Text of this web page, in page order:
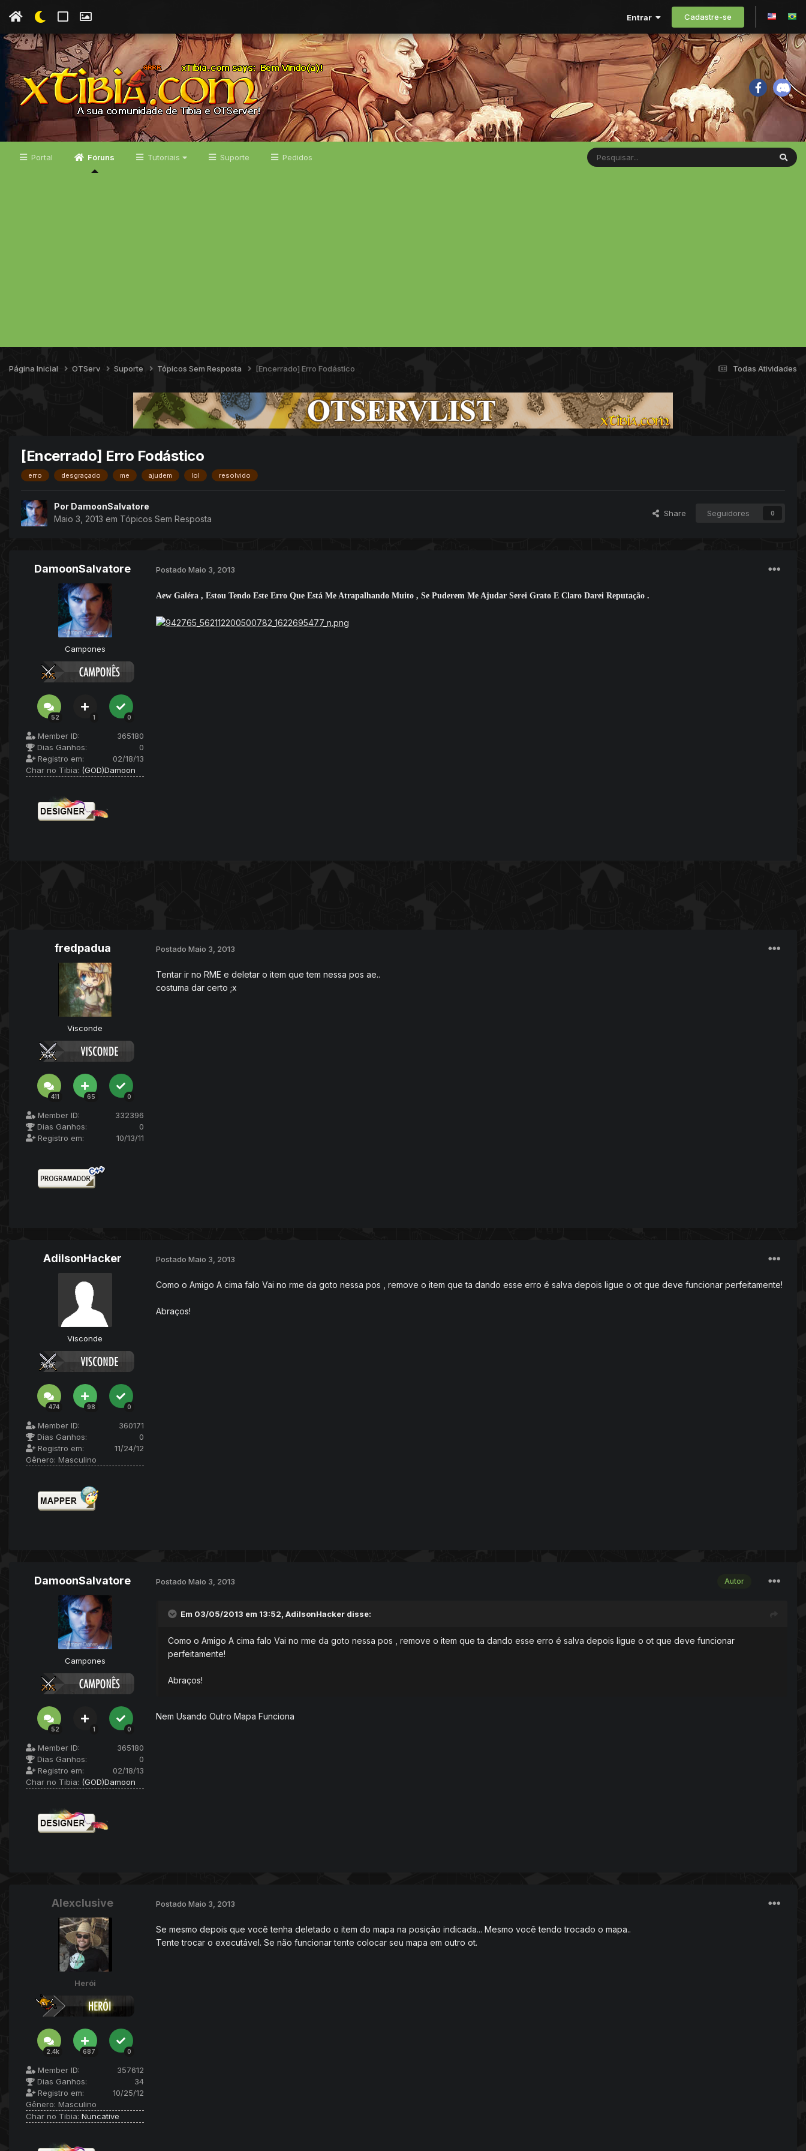
Entrar Cadastre-se
Portal Fóruns Tutoriais Suporte Pedidos
Todas Atividades
Página Inicial OTServ Suporte Tópicos Sem Resposta [Encerrado] Erro Fodástico
[Encerrado] Erro Fodástico
erro desgraçado me ajudem lol resolvido
Por DamoonSalvatore
Maio 3, 2013 em Tópicos Sem Resposta
Share Seguidores 0
DamoonSalvatore
Campones
52 1 0
Member ID:
365180
Dias Ganhos:
0
Registro em:
02/18/13
Char no Tibia: (GOD)Damoon
Postado Maio 3, 2013
Aew Galéra , Estou Tendo Este Erro Que Está Me Atrapalhando Muito , Se Puderem Me Ajudar Serei Grato E Claro Darei Reputação .
fredpadua
Visconde
411 65 0
Member ID:
332396
Dias Ganhos:
0
Registro em:
10/13/11
Postado Maio 3, 2013
Tentar ir no RME e deletar o item que tem nessa pos ae..
costuma dar certo ;x
AdilsonHacker
Visconde
474 98 0
Member ID:
360171
Dias Ganhos:
0
Registro em:
11/24/12
Gênero: Masculino
Postado Maio 3, 2013
Como o Amigo A cima falo Vai no rme da goto nessa pos , remove o item que ta dando esse erro é salva depois ligue o ot que deve funcionar perfeitamente!
Abraços!
DamoonSalvatore
Campones
52 1 0
Member ID:
365180
Dias Ganhos:
0
Registro em:
02/18/13
Char no Tibia: (GOD)Damoon
Autor
Postado Maio 3, 2013
Em 03/05/2013 em 13:52, AdilsonHacker disse:
Como o Amigo A cima falo Vai no rme da goto nessa pos , remove o item que ta dando esse erro é salva depois ligue o ot que deve funcionar
perfeitamente!
Abraços!
Nem Usando Outro Mapa Funciona
Alexclusive
Herói
2.4k 687 0
Member ID:
357612
Dias Ganhos:
34
Registro em:
10/25/12
Gênero: Masculino
Char no Tibia: Nuncative
Postado Maio 3, 2013
Se mesmo depois que você tenha deletado o item do mapa na posição indicada... Mesmo você tendo trocado o mapa..
Tente trocar o executável. Se não funcionar tente colocar seu mapa em outro ot.